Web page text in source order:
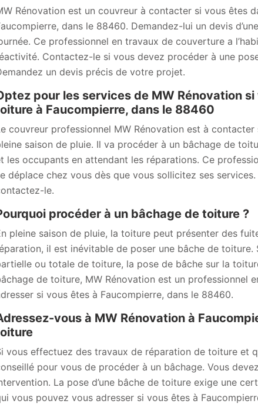
Rénovation est un couvreur à contacter si vous êtes
dans le 88460. Demandez-lui un devis
Ce professionnel en travaux de couverture a
Contactez-le si vous devez procéder à une
un devis précis de votre projet.
pour les services de MW Rénovation
à Faucompierre, dans le 88460
couvreur professionnel MW Rénovation est à
saison de pluie. Il va procéder à un bâchage de
les occupants en attendant les réparations. Ce
déplace chez vous dès que vous sollicitez ses
le.
procéder à un bâchage de toiture ?
pleine saison de pluie, la toiture peut présenter des
il est inévitable de poser une bâche de
ou totale de toiture, la pose de bâche sur la
de toiture, MW Rénovation est un professionnel
si vous êtes à Faucompierre, dans le 88460.
vous à MW Rénovation à
vous effectuez des travaux de réparation de toiture et
pour vous de procéder à un bâchage. Vous
La pose d’une bâche de toiture exige une
vous pouvez vous adresser si vous êtes à